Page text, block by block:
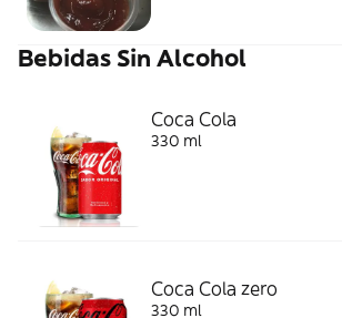
Bebidas Sin Alcohol
Coca Cola
330 ml
Coca Cola zero
330 ml